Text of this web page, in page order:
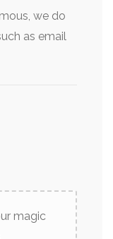
we do
as email
magic